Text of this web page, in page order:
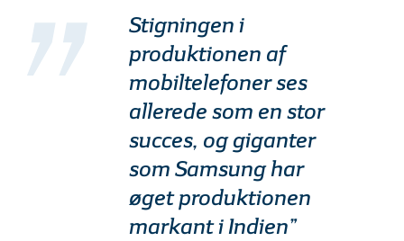
Stigningen i
produktionen af
mobiltelefoner ses
allerede som en stor
succes, og giganter
som Samsung har
øget produktionen
markant i Indien”